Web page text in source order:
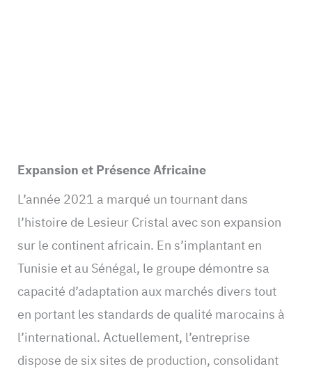
Expansion et Présence Africaine
L’année 2021 a marqué un tournant dans
l’histoire de Lesieur Cristal avec son expansion
sur le continent africain. En s’implantant en
Tunisie et au Sénégal, le groupe démontre sa
capacité d’adaptation aux marchés divers tout
en portant les standards de qualité marocains à
l’international. Actuellement, l’entreprise
dispose de six sites de production, consolidant